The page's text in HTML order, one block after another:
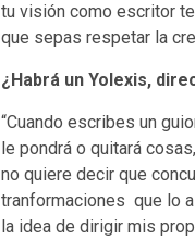
tu visión como escritor
que sepas respetar la
¿Habrá un Yolexis,
“Cuando escribes un
le pondrá o quitará
no quiere decir que
tranformaciones que lo
la idea de dirigir mis